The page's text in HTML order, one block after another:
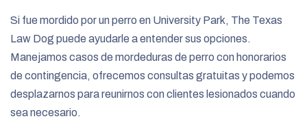
Si fue mordido por un perro en University Park, The Texas
Law Dog puede ayudarle a entender sus opciones.
Manejamos casos de mordeduras de perro con honorarios
de contingencia, ofrecemos consultas gratuitas y podemos
desplazarnos para reunirnos con clientes lesionados cuando
sea necesario.